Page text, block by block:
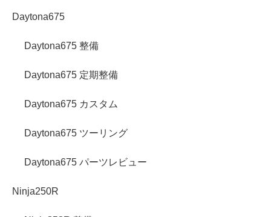
Daytona675
Daytona675 整備
Daytona675 定期整備
Daytona675 カスタム
Daytona675 ツーリング
Daytona675 パーツレビュー
Ninja250R